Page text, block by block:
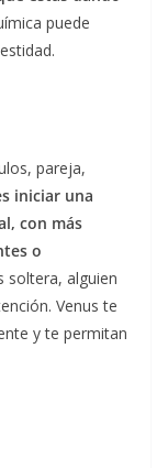
puede
pareja,
iniciar una
con más
o
soltera, alguien
Venus te
y te permitan